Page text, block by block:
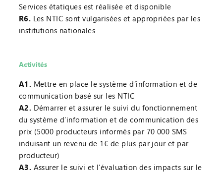
Services étatiques est réalisée et disponible
R6. Les NTIC sont vulgarisées et appropriées par les
institutions nationales
Activités
A1. Mettre en place le système d’information et de
communication basé sur les NTIC
A2. Démarrer et assurer le suivi du fonctionnement
du système d’information et de communication des
prix (5000 producteurs informés par 70 000 SMS
induisant un revenu de 1€ de plus par jour et par
producteur)
A3. Assurer le suivi et l’évaluation des impacts sur le